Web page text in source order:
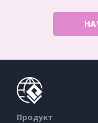
Продукт